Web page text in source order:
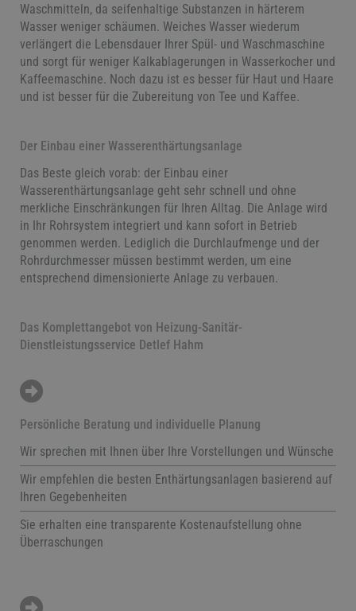
Waschmitteln, da seifenhaltige Substanzen in härterem
Wasser weniger schäumen. Weiches Wasser wiederum
verlängert die Lebensdauer Ihrer Spül- und Waschmaschine
und sorgt für weniger Kalkablagerungen in Wasserkocher und
Kaffeemaschine. Noch dazu ist es besser für Haut und Haare
und ist besser für die Zubereitung von Tee und Kaffee.
Der Einbau einer Wasserenthärtungsanlage
Das Beste gleich vorab: der Einbau einer
Wasserenthärtungsanlage geht sehr schnell und ohne
merkliche Einschränkungen für Ihren Alltag. Die Anlage wird
in Ihr Rohrsystem integriert und kann sofort in Betrieb
genommen werden. Lediglich die Durchlaufmenge und der
Rohrdurchmesser müssen bestimmt werden, um eine
entsprechend dimensionierte Anlage zu verbauen.
Das Komplettangebot von Heizung-Sanitär-
Dienstleistungsservice Detlef Hahm
Persönliche Beratung und individuelle Planung
Wir sprechen mit Ihnen über Ihre Vorstellungen und Wünsche
Wir empfehlen die besten Enthärtungsanlagen basierend auf
Ihren Gegebenheiten
Sie erhalten eine transparente Kostenaufstellung ohne
Überraschungen